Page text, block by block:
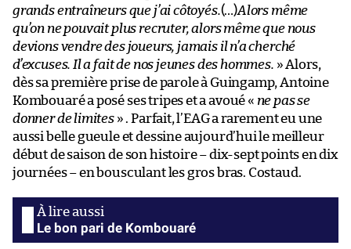
grands entraîneurs que j’ai côtoyés.(…)Alors même
qu’on ne pouvait plus recruter, alors même que nous
devions vendre des joueurs, jamais il n’a cherché
d’excuses. Il a fait de nos jeunes des hommes. » Alors,
dès sa première prise de parole à Guingamp, Antoine
Kombouaré a posé ses tripes et a avoué « ne pas se
donner de limites» . Parfait, l’EAG a rarement eu une
aussi belle gueule et dessine aujourd’hui le meilleur
début de saison de son histoire – dix-sept points en dix
journées – en bousculant les gros bras. Costaud.
Le bon pari de Kombouaré